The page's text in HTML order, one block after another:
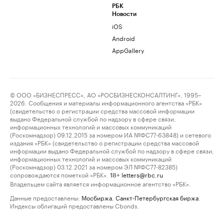
РБК
Новости
iOS
Android
AppGallery
© ООО «БИЗНЕСПРЕСС», АО «РОСБИЗНЕСКОНСАЛТИНГ», 1995–
2026. Сообщения и материалы информационного агентства «РБК»
(свидетельство о регистрации средства массовой информации
выдано Федеральной службой по надзору в сфере связи,
информационных технологий и массовых коммуникаций
(Роскомнадзор) 09.12.2015 за номером ИА №ФС77-63848) и сетевого
издания «РБК» (свидетельство о регистрации средства массовой
информации выдано Федеральной службой по надзору в сфере связи,
информационных технологий и массовых коммуникаций
(Роскомнадзор) 03.12.2021 за номером ЭЛ №ФС77-82385)
сопровождаются пометкой «РБК».
18+ letters@rbc.ru
Владельцем сайта является информационное агентство «РБК».
Данные предоставлены: Мосбиржа Санкт-Петербургская биржа
Индексы облигаций предоставлены Cbonds.